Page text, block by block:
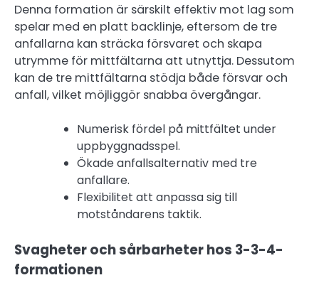
Denna formation är särskilt effektiv mot lag som
spelar med en platt backlinje, eftersom de tre
anfallarna kan sträcka försvaret och skapa
utrymme för mittfältarna att utnyttja. Dessutom
kan de tre mittfältarna stödja både försvar och
anfall, vilket möjliggör snabba övergångar.
Numerisk fördel på mittfältet under
uppbyggnadsspel.
Ökade anfallsalternativ med tre
anfallare.
Flexibilitet att anpassa sig till
motståndarens taktik.
Svagheter och sårbarheter hos 3-3-4-
formationen